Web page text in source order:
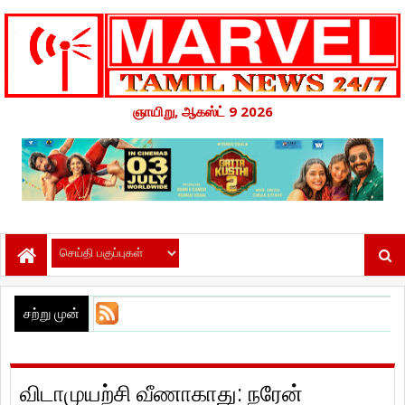
ஞாயிறு, ஆகஸ்ட் 9 2026
சற்று முன்
விடாமுயற்சி வீணாகாது: நரேன்